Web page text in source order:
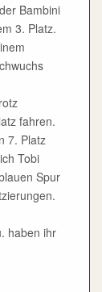
Bambini
3. Platz.
fahren.
7. Platz
Tobi
Spur
haben ihr